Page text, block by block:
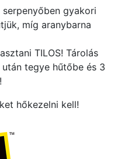
gyakori
míg aranybarna
TILOS! Tárolás
tegye hűtőbe és 3
hőkezelni kell!